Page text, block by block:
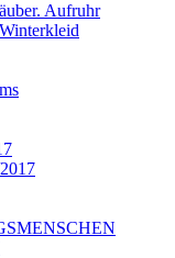
Aufruhr